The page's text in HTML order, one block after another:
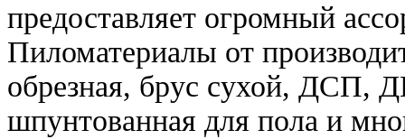
предоставляет огромный
Пиломатериалы от
обрезная, брус сухой, ДСП,
шпунтованная для пола и